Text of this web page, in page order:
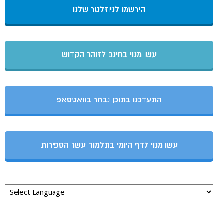
הירשמו לניוזלטר שלנו
עשו מנוי בחינם לזוהר הקדוש
התעדכנו בתוכן נבחר בוואטסאפ
עשו מנוי לדף היומי בתלמוד עשר הספירות